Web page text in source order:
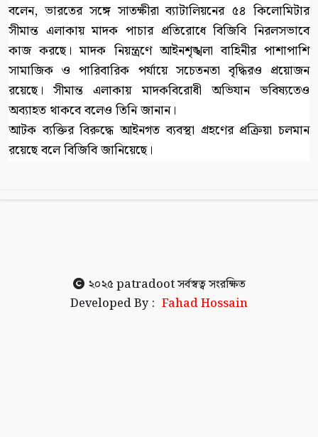
বলেন, ভারতের সঙ্গে সাতক্ষীরা ব্যাটালিয়নের ৫৪ কিলোমিটার
সীমান্ত এলাকায় মাদক পাচার প্রতিরোধে বিজিবি নিরলসভাবে
কাজ করছে। মাদক নিয়ন্ত্রণে আইনশৃঙ্খলা বাহিনীর পাশাপাশি
সামাজিক ও পারিবারিক পর্যায়ে সচেতনতা বৃদ্ধিরও প্রয়োজন
রয়েছে। সীমান্ত এলাকায় মাদকবিরোধী অভিযান ভবিষ্যতেও
অব্যাহত থাকবে বলেও তিনি জানান।
আটক ব্যক্তির বিরুদ্ধে আইনগত ব্যবস্থা গ্রহণের প্রক্রিয়া চলমান
রয়েছে বলে বিজিবি জানিয়েছে।
২০২৫ patradootসর্বস্বত্ব সংরক্ষিত
Developed By : Fahad Hossain